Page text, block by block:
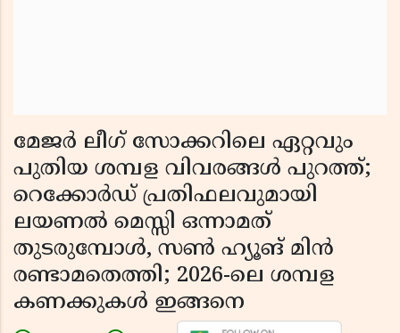
മേജർ ലീഗ് സോക്കറിലെ ഏറ്റവും
പുതിയ ശമ്പള വിവരങ്ങൾ പുറത്ത്;
റെക്കോർഡ് പ്രതിഫലവുമായി
ലയണൽ മെസ്സി ഒന്നാമത്
തുടരുമ്പോൾ, സൺ ഹ്യൂങ് മിൻ
രണ്ടാമതെത്തി; 2026-ലെ ശമ്പള
കണക്കുകൾ ഇങ്ങനെ